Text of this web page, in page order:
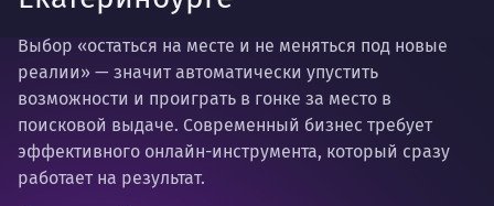
Выбор «остаться на месте и не меняться под новые
реалии» — значит автоматически упустить
возможности и проиграть в гонке за место в
поисковой выдаче. Современный бизнес требует
эффективного онлайн-инструмента, который сразу
работает на результат.